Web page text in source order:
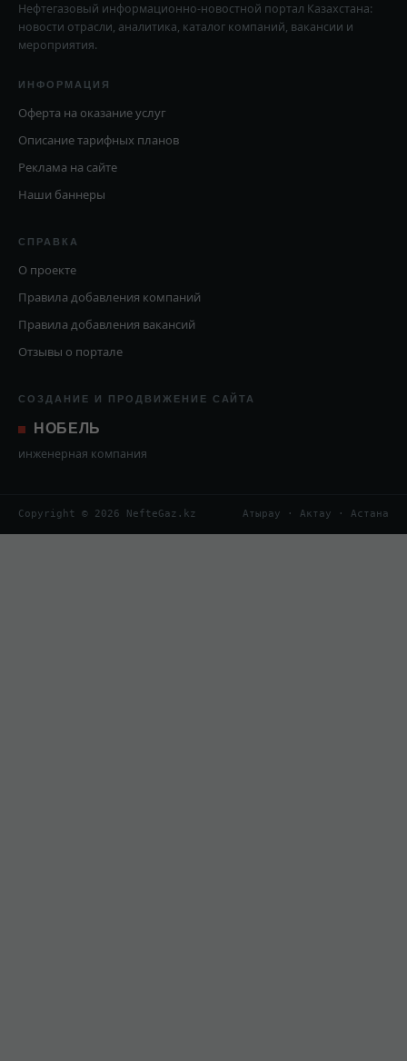
Нефтегазовый информационно-новостной портал Казахстана:
новости отрасли, аналитика, каталог компаний, вакансии и
мероприятия.
ИНФОРМАЦИЯ
Оферта на оказание услуг
Описание тарифных планов
Реклама на сайте
Наши баннеры
СПРАВКА
О проекте
Правила добавления компаний
Правила добавления вакансий
Отзывы о портале
СОЗДАНИЕ И ПРОДВИЖЕНИЕ САЙТА
НОБЕЛЬ
инженерная компания
Copyright © 2026 NefteGaz.kz Атырау · Актау · Астана